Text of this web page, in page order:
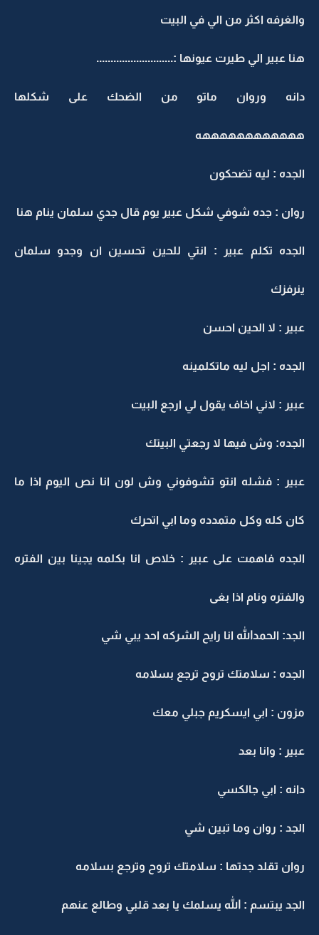
والغرفه اكثر من الي في البيت
هنا عبير الي طيرت عيونها :...........................
دانه وروان ماتو من الضحك على شكلها
ههههههههههههه
الجده : ليه تضحكون
روان : جده شوفي شكل عبير يوم قال جدي سلمان ينام هنا
الجده تكلم عبير : انتي للحين تحسين ان وجدو سلمان
ينرفزك
عبير : لا الحين احسن
الجده : اجل ليه ماتكلمينه
عبير : لاني اخاف يقول لي ارجع البيت
الجده: وش فيها لا رجعتي البيتك
عبير : فشله انتو تشوفوني وش لون انا نص اليوم اذا ما
كان كله وكل متمدده وما ابي اتحرك
الجده فاهمت على عبير : خلاص انا بكلمه يجينا بين الفتره
والفتره ونام اذا بغى
الجد: الحمدالله انا رايح الشركه احد يبي شي
الجده : سلامتك تروح ترجع بسلامه
مزون : ابي ايسكريم جبلي معك
عبير : وانا بعد
دانه : ابي جالكسي
الجد : روان وما تبين شي
روان تقلد جدتها : سلامتك تروح وترجع بسلامه
الجد يبتسم : الله يسلمك يا بعد قلبي وطالع عنهم